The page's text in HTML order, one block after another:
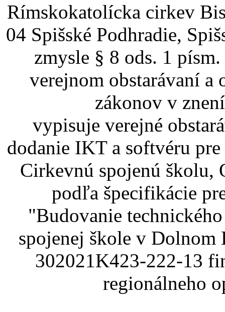
Rímskokatolícka cirkev
04 Spišské Podhradie,
zmysle § 8 ods. 1
verejnom obstarávaní a
zákonov v
vypisuje verejné
dodanie IKT a softvéru
Cirkevnú spojenú školu,
podľa špecifikácie
"Budovanie
spojenej škole v
302021K423-222-13
regionálneho